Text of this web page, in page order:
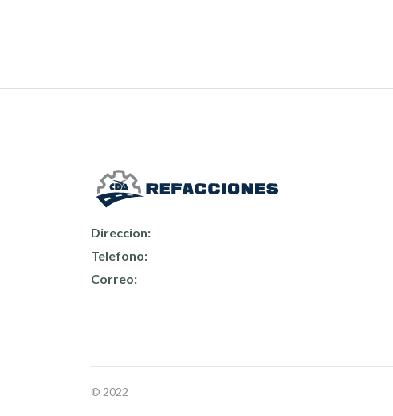
Direccion:
Telefono:
Correo:
© 2022